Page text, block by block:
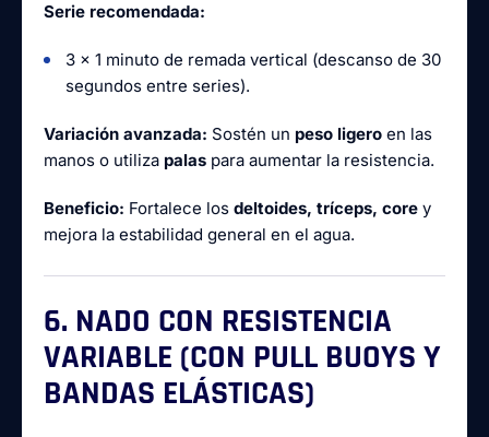
Serie recomendada:
3 x 1 minuto de remada vertical (descanso de 30
segundos entre series).
Variación avanzada: Sostén un peso ligero en las
manos o utiliza palas para aumentar la resistencia.
Beneficio: Fortalece los deltoides, tríceps, core y
mejora la estabilidad general en el agua.
6. NADO CON RESISTENCIA
VARIABLE (CON PULL BUOYS Y
BANDAS ELÁSTICAS)